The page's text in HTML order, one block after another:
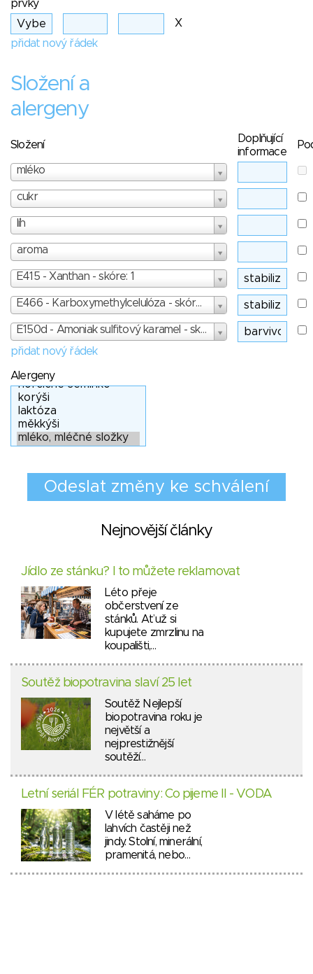
prvky
X
přidat nový řádek
Složení a
alergeny
Složení
Doplňující
informace
mléko
cukr
líh
aroma
E415 - Xanthan - skóre: 1
E466 - Karboxymethylcelulóza - skóre: 1
E150d - Amoniak sulfitový karamel - skóre: 3
přidat nový řádek
Alergeny
Nejnovější články
Jídlo ze stánku? I to můžete reklamovat
Léto přeje
občerstvení ze
stánků. Ať už si
kupujete zmrzlinu na
koupališti,…
Soutěž biopotravina slaví 25 let
Soutěž Nejlepší
biopotravina roku je
největší a
nejprestižnější
soutěží…
Letní seriál FÉR potraviny: Co pijeme II - VODA
V létě saháme po
lahvích častěji než
jindy. Stolní, minerální,
pramenitá, nebo…